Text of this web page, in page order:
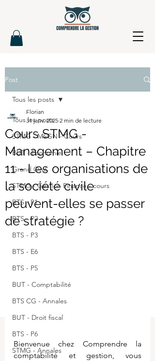
Post
Tous les posts
STMG - MSGN - Cours
BUT - Economie
Grand Oral
STMG - Gestion Finance - cours
BTS - P1
BTS - P2
BTS - P3
BTS - E6
BTS - P5
BUT - Comptabilité
BTS CG - Annales
BUT - Droit fiscal
BTS - P6
STMG - Annales
Tous les posts
Cours STMG -
Management – Chapitre
11 - Les organisations de
la société civile
peuvent-elles se passer
de stratégie ?
Florian
31 janv. 2025 2 min de lecture
Bienvenue chez Comprendre la
comptabilité et gestion, vous